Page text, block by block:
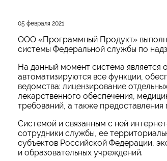
05 февраля 2021
ООО «Программный Продукт»
системы Федеральной службы по
На данный момент система
автоматизируются все функции,
ведомства: лицензирование
лекарственного обеспечения,
требований, а также
Системой и связанным с ней
сотрудники службы, ее
субъектов Российской Федерации,
и образовательных учреждений.